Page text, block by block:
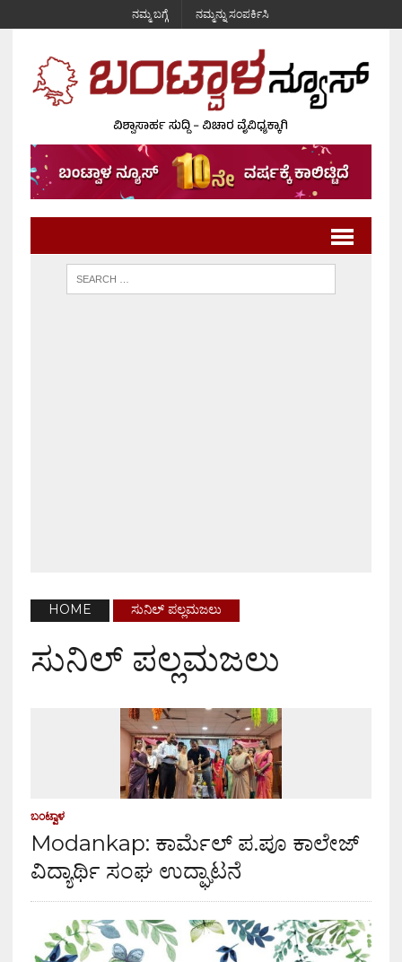
ನಮ್ಮ ಬಗ್ಗೆ ನಮ್ಮನ್ನು ಸಂಪರ್ಕಿಸಿ
HOME ಸುನಿಲ್ ಪಲ್ಲಮಜಲು
ಸುನಿಲ್ ಪಲ್ಲಮಜಲು
ಬಂಟ್ವಾಳ
Modankap: ಕಾರ್ಮೆಲ್ ಪ.ಪೂ ಕಾಲೇಜ್
ವಿದ್ಯಾರ್ಥಿ ಸಂಘ ಉದ್ಘಾಟನೆ